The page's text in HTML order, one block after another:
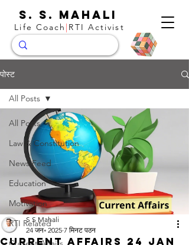
S. S. Mahali
Life Coach | RTI Activist
पोस्ट
All Posts
Law & Constitution
News Feed
Education
Motivation
RTI Related
All Posts
Current Affairs 24 Jan
S S Mahali
24 जन॰ 2025 7 मिनट पठन